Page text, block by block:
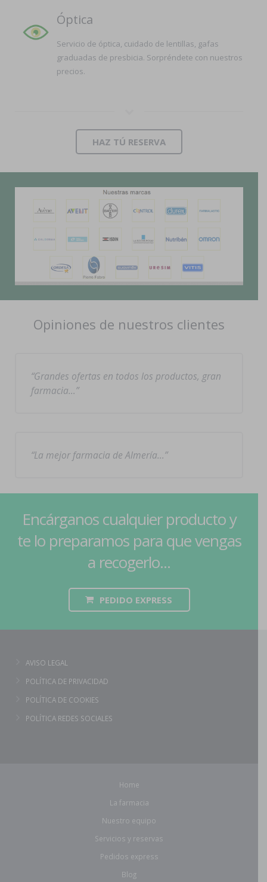
Óptica
Servicio de óptica, cuidado de lentillas, gafas
graduadas de presbicia. Sorpréndete con nuestros
precios.
HAZ TÚ RESERVA
Opiniones de nuestros clientes
Grandes ofertas en todos los productos, gran
farmacia…
La mejor farmacia de Almería…
Encárganos cualquier producto y
te lo preparamos para que vengas
a recogerlo...
PEDIDO EXPRESS
AVISO LEGAL
POLÍTICA DE PRIVACIDAD
POLÍTICA DE COOKIES
POLÍTICA REDES SOCIALES
Home
La farmacia
Nuestro equipo
Servicios y reservas
Pedidos express
Blog